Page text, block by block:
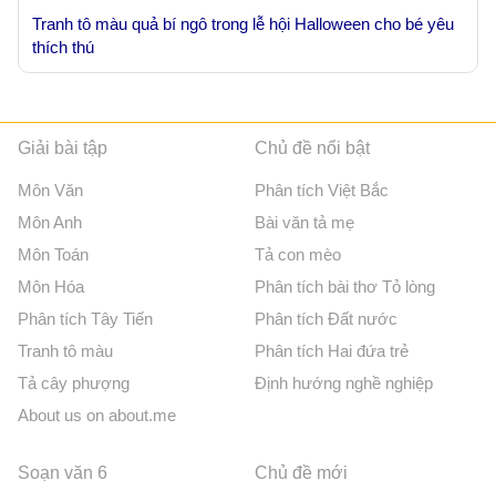
Tranh tô màu quả bí ngô trong lễ hội Halloween cho bé yêu
thích thú
Giải bài tập
Môn Văn
Môn Anh
Môn Toán
Môn Hóa
Phân tích Tây Tiến
Tranh tô màu
Tả cây phượng
About us on about.me
Chủ đề nổi bật
Phân tích Việt Bắc
Bài văn tả mẹ
Tả con mèo
Phân tích bài thơ Tỏ lòng
Phân tích Đất nước
Phân tích Hai đứa trẻ
Định hướng nghề nghiệp
Soạn văn 6 Chủ đề mới